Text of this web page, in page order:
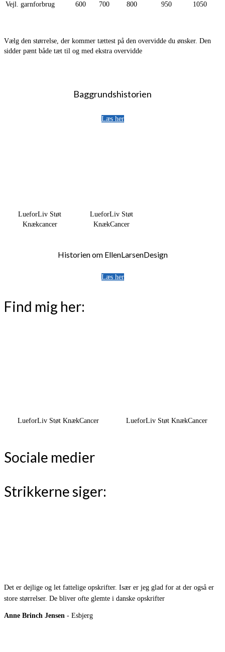
Vejl. garnforbrug 600 700 800 950 1050
Vælg den størrelse, der kommer tættest på den overvidde du ønsker. Den
sidder pænt både tæt til og med ekstra overvidde
Baggrundshistorien
Læs her
LueforLiv Støt
Knækcancer
LueforLiv Støt
KnækCancer
Historien om EllenLarsenDesign
Læs her
Find mig her:
LueforLiv Støt KnækCancer LueforLiv Støt KnækCancer
Sociale medier
Strikkerne siger:
Det er dejlige og let fattelige opskrifter. Især er jeg glad for at der også er
store størrelser. De bliver ofte glemte i danske opskrifter
Anne Brinch Jensen - Esbjerg